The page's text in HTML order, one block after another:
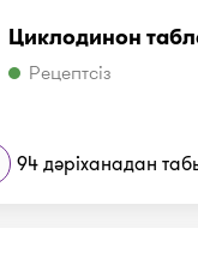
Циклодинон
Рецептсіз
94 дәріханадан